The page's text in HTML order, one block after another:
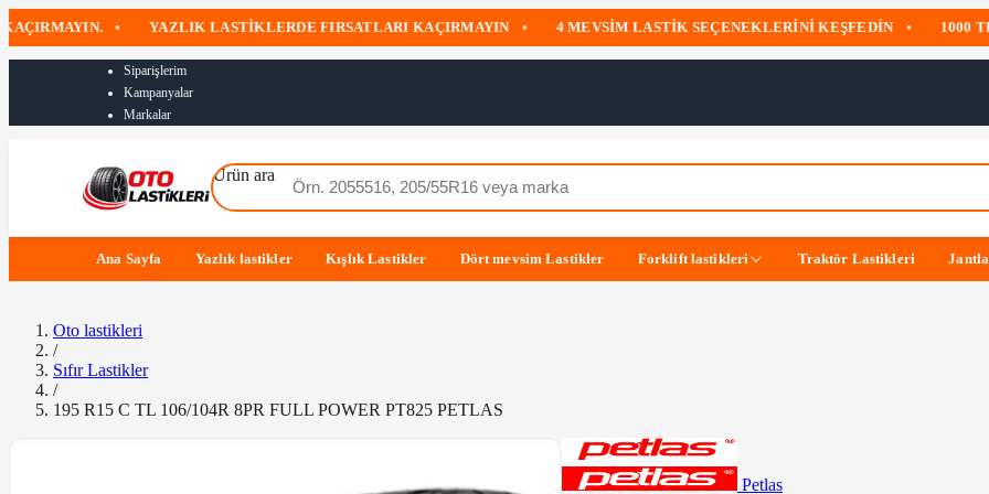
• YAZLIK LASTIKLERDE FIRSATLARI KAÇIRMAYIN • 4 MEVSIM LASTIK SEÇENEKLERINI KEŞFEDIN • 1000 TL
Siparişlerim
Kampanyalar
Markalar
Ürün ara
Ana Sayfa Yazlık lastikler Kışlık Lastikler Dört mevsim Lastikler Forklift lastikleri Traktör Lastikleri
Oto lastikleri
/
Sıfır Lastikler
/
195 R15 C TL 106/104R 8PR FULL POWER PT825 PETLAS
Petlas